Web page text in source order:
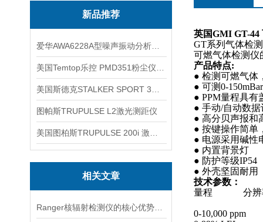
新品推荐
图帕斯TRUPULSE L2激光测距仪
相关文章
英国GMI GT-44
GT系列气体检
可燃气体检测仪
产品特点:
● 检测可燃气体
● 可测0-150mBar
● PPM量程具有
● 手动/自动数据
● 高分贝声报和
● 按键操作简单
● 电源采用碱性
● 内置背景灯
● 防护等级IP54
● 外壳坚固耐用
技术参数 ：
量程
分
0-10,000 ppm